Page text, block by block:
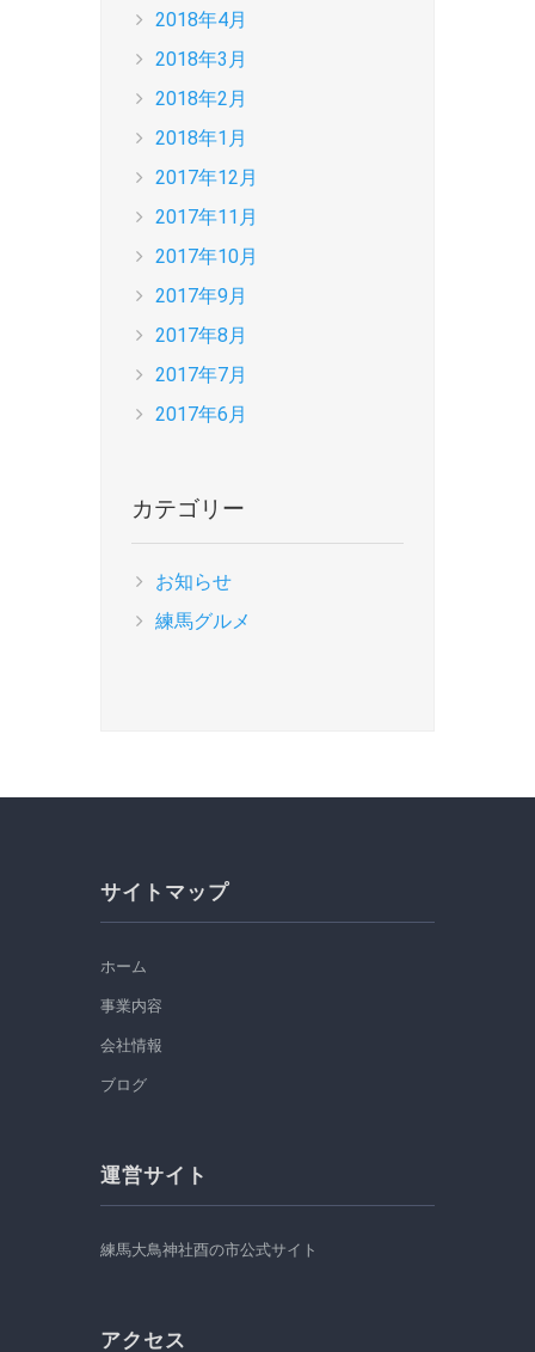
2018年4月
2018年3月
2018年2月
2018年1月
2017年12月
2017年11月
2017年10月
2017年9月
2017年8月
2017年7月
2017年6月
カテゴリー
お知らせ
練馬グルメ
サイトマップ
ホーム
事業内容
会社情報
ブログ
運営サイト
練馬大鳥神社酉の市公式サイト
アクセス